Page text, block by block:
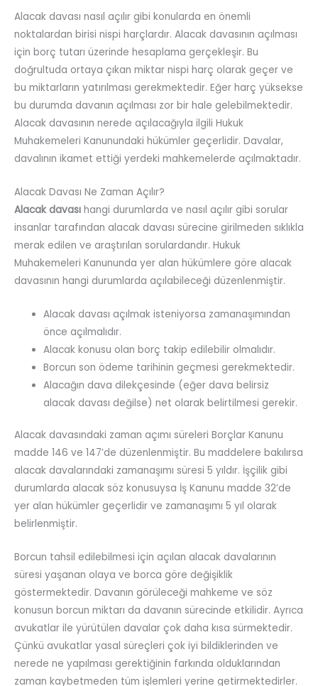
Alacak davası nasıl açılır gibi konularda en önemli
noktalardan birisi nispi harçlardır. Alacak davasının açılması
için borç tutarı üzerinde hesaplama gerçekleşir. Bu
doğrultuda ortaya çıkan miktar nispi harç olarak geçer ve
bu miktarların yatırılması gerekmektedir. Eğer harç yüksekse
bu durumda davanın açılması zor bir hale gelebilmektedir.
Alacak davasının nerede açılacağıyla ilgili Hukuk
Muhakemeleri Kanunundaki hükümler geçerlidir. Davalar,
davalının ikamet ettiği yerdeki mahkemelerde açılmaktadır.
Alacak Davası Ne Zaman Açılır?
Alacak davası hangi durumlarda ve nasıl açılır gibi sorular
insanlar tarafından alacak davası sürecine girilmeden sıklıkla
merak edilen ve araştırılan sorulardandır. Hukuk
Muhakemeleri Kanununda yer alan hükümlere göre alacak
davasının hangi durumlarda açılabileceği düzenlenmiştir.
Alacak davası açılmak isteniyorsa zamanaşımından
önce açılmalıdır.
Alacak konusu olan borç takip edilebilir olmalıdır.
Borcun son ödeme tarihinin geçmesi gerekmektedir.
Alacağın dava dilekçesinde (eğer dava belirsiz
alacak davası değilse) net olarak belirtilmesi gerekir.
Alacak davasındaki zaman açımı süreleri Borçlar Kanunu
madde 146 ve 147’de düzenlenmiştir. Bu maddelere bakılırsa
alacak davalarındaki zamanaşımı süresi 5 yıldır. İşçilik gibi
durumlarda alacak söz konusuysa İş Kanunu madde 32’de
yer alan hükümler geçerlidir ve zamanaşımı 5 yıl olarak
belirlenmiştir.
Borcun tahsil edilebilmesi için açılan alacak davalarının
süresi yaşanan olaya ve borca göre değişiklik
göstermektedir. Davanın görüleceği mahkeme ve söz
konusun borcun miktarı da davanın sürecinde etkilidir. Ayrıca
avukatlar ile yürütülen davalar çok daha kısa sürmektedir.
Çünkü avukatlar yasal süreçleri çok iyi bildiklerinden ve
nerede ne yapılması gerektiğinin farkında olduklarından
zaman kaybetmeden tüm işlemleri yerine getirmektedirler.